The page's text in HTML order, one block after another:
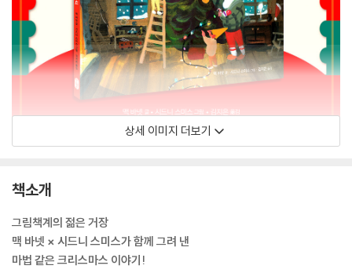
상세 이미지 더보기
책소개
그림책계의 젊은 거장
맥 바넷 × 시드니 스미스가 함께 그려 낸
마법 같은 크리스마스 이야기!